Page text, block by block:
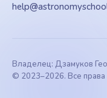
Владелец: Дзамуков
© 2023–2026. Все